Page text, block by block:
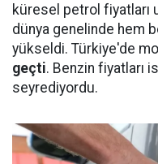
küresel petrol fiyatları
dünya genelinde hem
yükseldi. Türkiye'de
geçti. Benzin fiyatları
seyrediyordu.